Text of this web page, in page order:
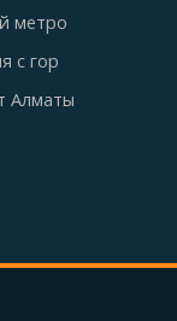
метро
с гор
Алматы